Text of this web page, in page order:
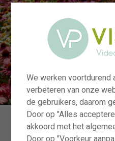
We werken voortdurend
verbeteren van onze
de gebruikers, daarom
Door op "Alles
akkoord met het
Door op "Voorkeur